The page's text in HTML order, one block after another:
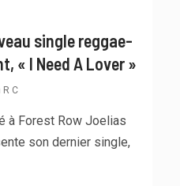
single reggae-
« I Need A Lover »
R C
à Forest Row Joelias
son dernier single,